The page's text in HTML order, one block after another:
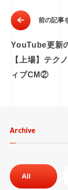
前の記事
YouTube更新
【上場】テク
ィブCM②
Archive
All